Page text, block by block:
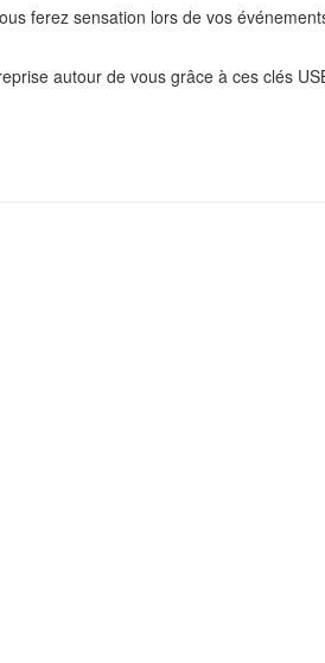
ferez sensation lors de vos
autour de vous grâce à ces clés